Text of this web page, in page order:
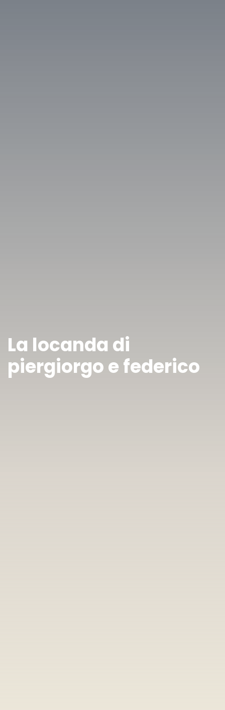
La locanda di
piergiorgo e federico